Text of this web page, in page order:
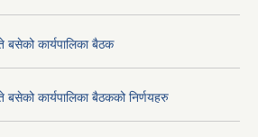
कार्यपालिका बैठक
कार्यपालिका बैठकको निर्णयहरु